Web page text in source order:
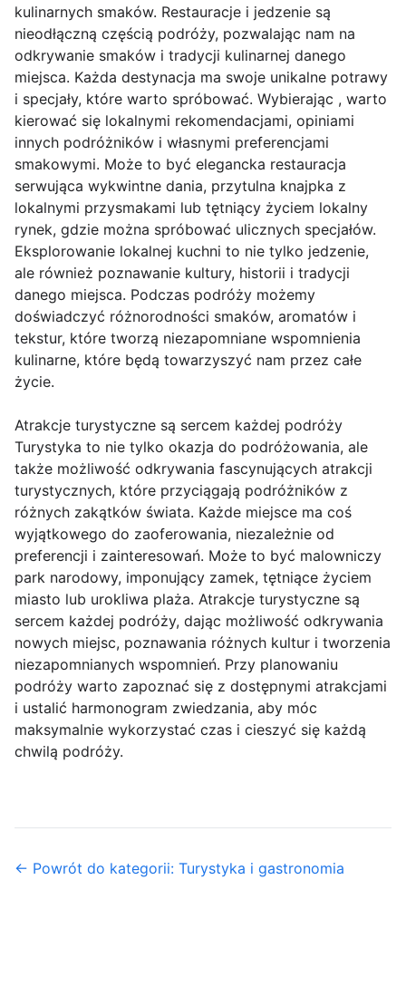
kulinarnych smaków. Restauracje i jedzenie są
nieodłączną częścią podróży, pozwalając nam na
odkrywanie smaków i tradycji kulinarnej danego
miejsca. Każda destynacja ma swoje unikalne potrawy
i specjały, które warto spróbować. Wybierając , warto
kierować się lokalnymi rekomendacjami, opiniami
innych podróżników i własnymi preferencjami
smakowymi. Może to być elegancka restauracja
serwująca wykwintne dania, przytulna knajpka z
lokalnymi przysmakami lub tętniący życiem lokalny
rynek, gdzie można spróbować ulicznych specjałów.
Eksplorowanie lokalnej kuchni to nie tylko jedzenie,
ale również poznawanie kultury, historii i tradycji
danego miejsca. Podczas podróży możemy
doświadczyć różnorodności smaków, aromatów i
tekstur, które tworzą niezapomniane wspomnienia
kulinarne, które będą towarzyszyć nam przez całe
życie.
Atrakcje turystyczne są sercem każdej podróży
Turystyka to nie tylko okazja do podróżowania, ale
także możliwość odkrywania fascynujących atrakcji
turystycznych, które przyciągają podróżników z
różnych zakątków świata. Każde miejsce ma coś
wyjątkowego do zaoferowania, niezależnie od
preferencji i zainteresowań. Może to być malowniczy
park narodowy, imponujący zamek, tętniące życiem
miasto lub urokliwa plaża. Atrakcje turystyczne są
sercem każdej podróży, dając możliwość odkrywania
nowych miejsc, poznawania różnych kultur i tworzenia
niezapomnianych wspomnień. Przy planowaniu
podróży warto zapoznać się z dostępnymi atrakcjami
i ustalić harmonogram zwiedzania, aby móc
maksymalnie wykorzystać czas i cieszyć się każdą
chwilą podróży.
← Powrót do kategorii: Turystyka i gastronomia